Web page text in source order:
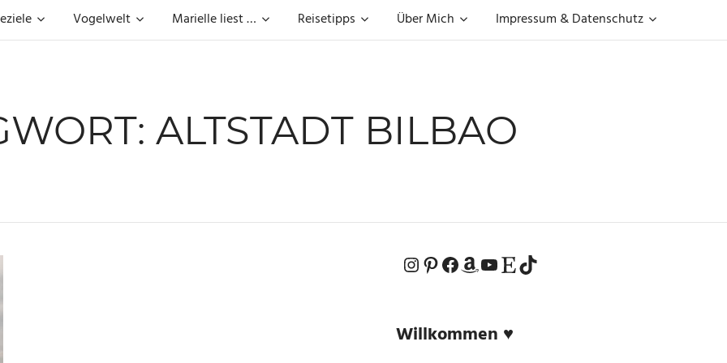
Vogelwelt Marielle liest … Reisetipps Über Mich Impressum & Datenschutz
ALTSTADT BILBAO
Instagram
Pinterest
Facebook
Amazon
YouTube
Etsy-ShopTikTok
Willkommen ♥